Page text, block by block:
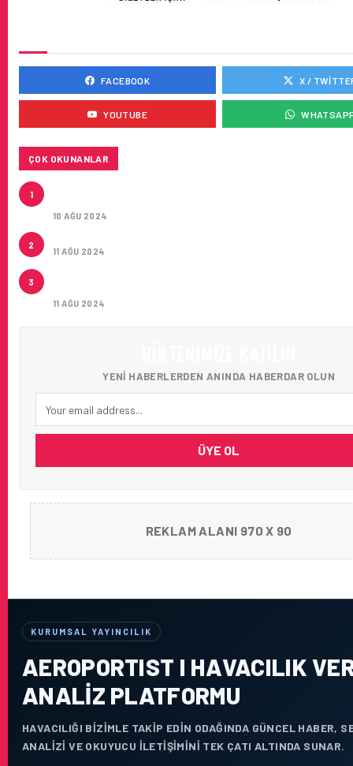
FACEBOOK X /
YOUTUBE
ÇOK OKUNANLAR
1
10 AĞU 2024
2
11 AĞU 2024
3
11 AĞU 2024
YENI HABERLERDEN ANINDA HABERDAR OLUN
ÜYE OL
REKLAM ALANI 970 X 90
KURUMSAL YAYINCILIK
AEROPORTIST I HAVACILIK
ANALIZ PLATFORMU
HAVACILIĞI BIZIMLE TAKIP EDIN ODAĞINDA GÜNCEL HABER,
ANALIZI VE OKUYUCU ILETIŞIMINI TEK ÇATI ALTINDA SUNAR.